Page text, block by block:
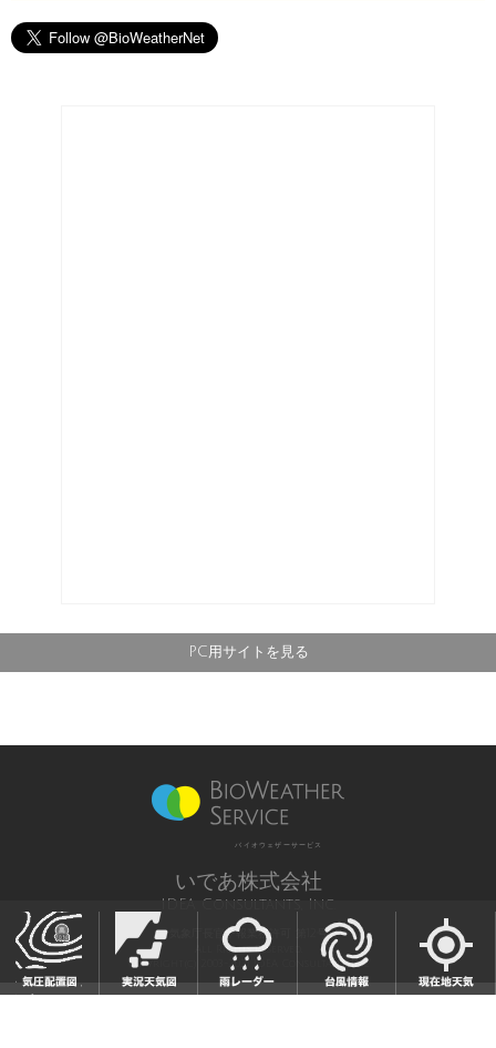
PC用サイトを見る
バイオウェザーサービス
いであ株式会社
IDEA Consultants, Inc.
気象庁長官予報業務許可 第12号
All Rights Reserved,
Copyright(c) 2003-2021 IDEA Consultants,Inc